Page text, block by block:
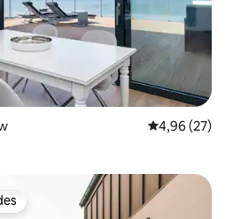
4,96 de uma
4,96 (27)
dos hóspedes